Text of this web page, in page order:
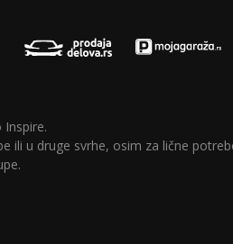
Inspire.
ili u druge svrhe, osim za lične